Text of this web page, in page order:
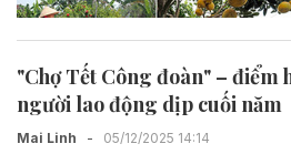
"Chợ Tết Công đoàn" – điểm
người lao động dịp cuối năm
Mai Linh - 05/12/2025 14:14